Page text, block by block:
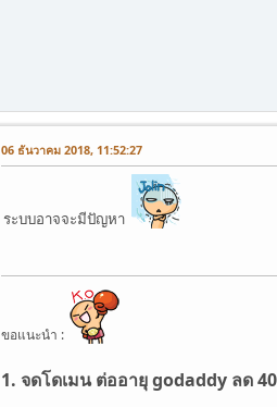
06 ธันวาคม 2018, 11:52:27
ระบบอาจจะมีปัญหา
ขอแนะนำ :
1. จดโดเมน ต่ออายุ godaddy ลด